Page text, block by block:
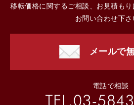
移転価格に関するご相談、お見積も
お問い合わせ下さ
メールで
電話で相談